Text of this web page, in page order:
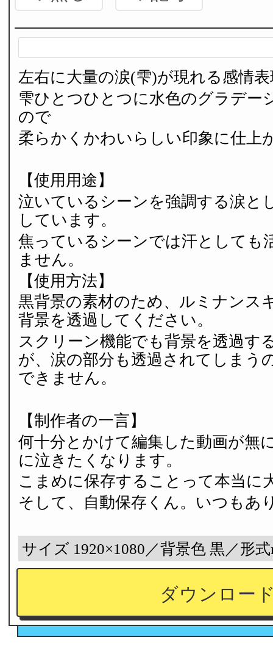
ダウンロー
左右に大量の涙(雫)が現れる感情
雫ひとつひとつに水色のグラデー
ので
柔らかくかわいらしい印象に仕上
【使用用途】
泣いているシーンを強調する涙と
しています。
焦っているシーンでは汗としても
ません。
【使用方法】
黒背景の素材のため、ルミナンス
背景を透過してください。
スクリーン機能でも背景を透過す
が、涙の部分も透過されてしまう
できません。
【制作者の一言】
何十分とかけて編集した動画が無
に泣きたくなります。
こまめに保存することって本当
そして、自動保存くん。いつもあ
サイズ 1920×1080／背景色 黒／形式